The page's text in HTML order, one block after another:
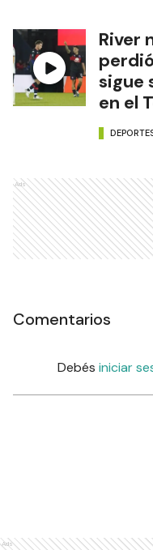
River
sigue
en el
Ads
Comentarios
Debés iniciar
Ads